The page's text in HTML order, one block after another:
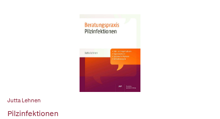
Jutta Lehnen
Pilzinfektionen